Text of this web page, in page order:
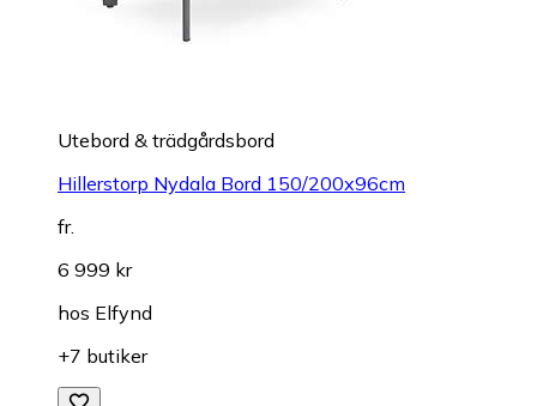
Utebord & trädgårdsbord
Hillerstorp Nydala Bord 150/200x96cm
fr.
6 999 kr
hos Elfynd
+7 butiker